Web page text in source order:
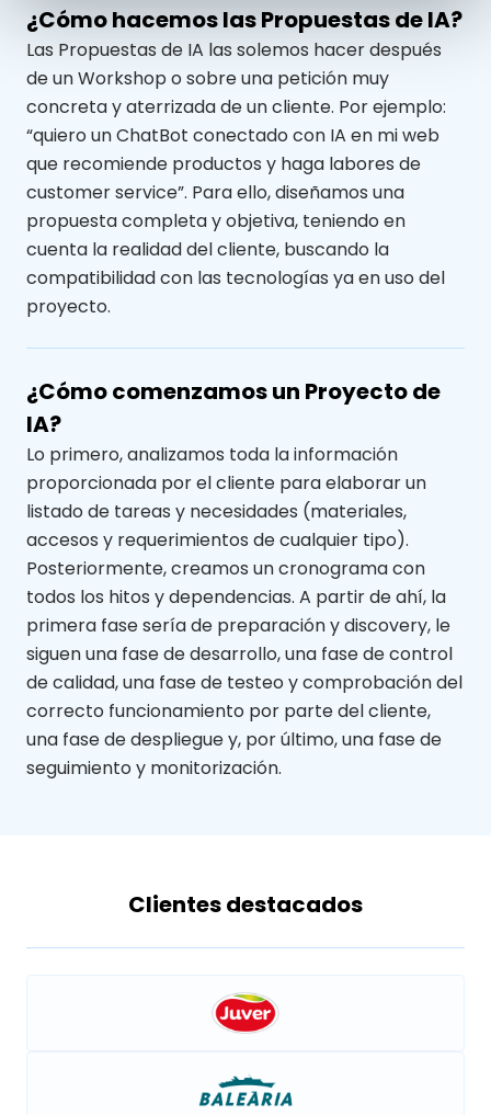
¿Cómo hacemos las Propuestas de IA?
Las Propuestas de IA las solemos hacer después
de un Workshop o sobre una petición muy
concreta y aterrizada de un cliente. Por ejemplo:
“quiero un ChatBot conectado con IA en mi web
que recomiende productos y haga labores de
customer service”. Para ello, diseñamos una
propuesta completa y objetiva, teniendo en
cuenta la realidad del cliente, buscando la
compatibilidad con las tecnologías ya en uso del
proyecto.
¿Cómo comenzamos un Proyecto de
IA?
Lo primero, analizamos toda la información
proporcionada por el cliente para elaborar un
listado de tareas y necesidades (materiales,
accesos y requerimientos de cualquier tipo).
Posteriormente, creamos un cronograma con
todos los hitos y dependencias. A partir de ahí, la
primera fase sería de preparación y discovery, le
siguen una fase de desarrollo, una fase de control
de calidad, una fase de testeo y comprobación del
correcto funcionamiento por parte del cliente,
una fase de despliegue y, por último, una fase de
seguimiento y monitorización.
Clientes destacados